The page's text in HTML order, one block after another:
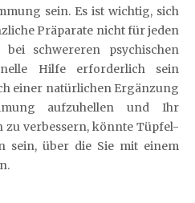
sein. Es ist wichtig, sich
Präparate nicht für jeden
schwereren psychischen
Hilfe erforderlich sein
einer natürlichen Ergänzung
aufzuhellen und Ihr
zu verbessern, könnte Tüpfel-
sein, über die Sie mit einem